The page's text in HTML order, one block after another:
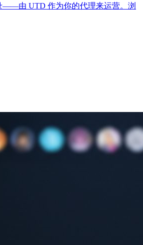
——由 UTD 作为你的代理来运营。 浏